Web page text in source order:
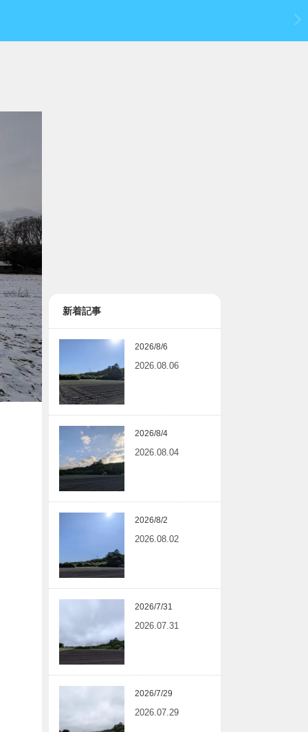
新着記事
2026/8/6
2026.08.06
2026/8/4
2026.08.04
2026/8/2
2026.08.02
2026/7/31
2026.07.31
2026/7/29
2026.07.29